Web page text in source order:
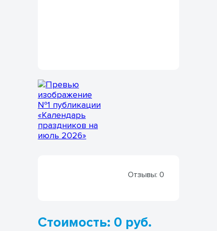
Отзывы: 0
Стоимость: 0 руб.